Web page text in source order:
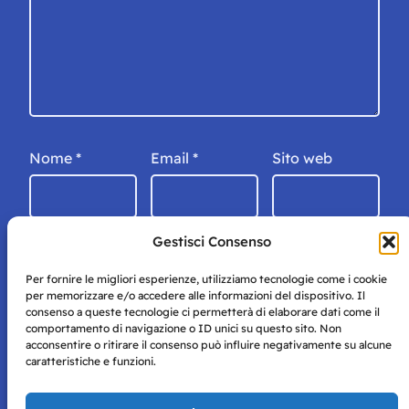
Gestisci Consenso
Per fornire le migliori esperienze, utilizziamo tecnologie come i cookie
per memorizzare e/o accedere alle informazioni del dispositivo. Il
consenso a queste tecnologie ci permetterà di elaborare dati come il
comportamento di navigazione o ID unici su questo sito. Non
acconsentire o ritirare il consenso può influire negativamente su alcune
caratteristiche e funzioni.
Nome * Email * Sito web